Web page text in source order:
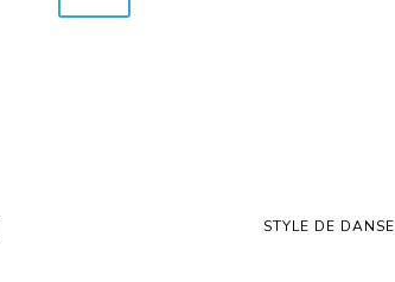
STYLE DE DANSE